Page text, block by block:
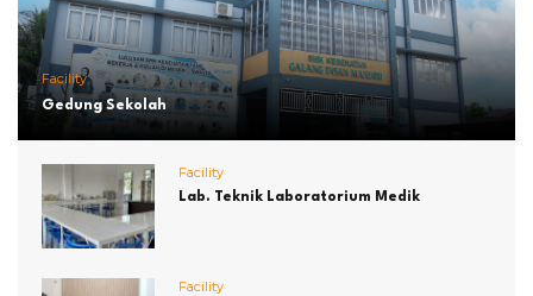
Facility
Gedung Sekolah
Facility
Lab. Teknik Laboratorium Medik
Facility